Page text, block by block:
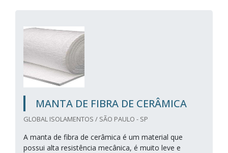
MANTA DE FIBRA DE CERÂMICA
GLOBAL ISOLAMENTOS / SÃO PAULO - SP
A manta de fibra de cerâmica é um material que
possui alta resistência mecânica, é muito leve e